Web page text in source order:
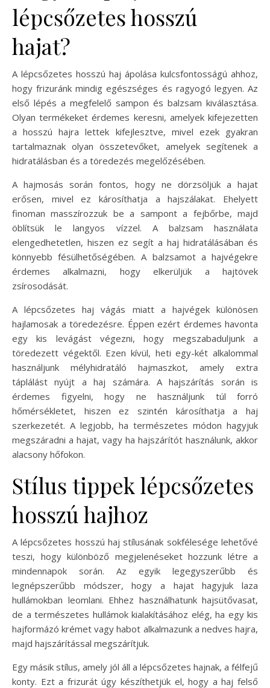
lépcsőzetes hosszú
hajat?
A lépcsőzetes hosszú haj ápolása kulcsfontosságú ahhoz,
hogy frizuránk mindig egészséges és ragyogó legyen. Az
első lépés a megfelelő sampon és balzsam kiválasztása.
Olyan termékeket érdemes keresni, amelyek kifejezetten
a hosszú hajra lettek kifejlesztve, mivel ezek gyakran
tartalmaznak olyan összetevőket, amelyek segítenek a
hidratálásban és a töredezés megelőzésében.
A hajmosás során fontos, hogy ne dörzsöljük a hajat
erősen, mivel ez károsíthatja a hajszálakat. Ehelyett
finoman masszírozzuk be a sampont a fejbőrbe, majd
öblítsük le langyos vízzel. A balzsam használata
elengedhetetlen, hiszen ez segít a haj hidratálásában és
könnyebb fésülhetőségében. A balzsamot a hajvégekre
érdemes alkalmazni, hogy elkerüljük a hajtövek
zsírosodását.
A lépcsőzetes haj vágás miatt a hajvégek különösen
hajlamosak a töredezésre. Éppen ezért érdemes havonta
egy kis levágást végezni, hogy megszabaduljunk a
töredezett végektől. Ezen kívül, heti egy-két alkalommal
használjunk mélyhidratáló hajmaszkot, amely extra
táplálást nyújt a haj számára. A hajszárítás során is
érdemes figyelni, hogy ne használjunk túl forró
hőmérsékletet, hiszen ez szintén károsíthatja a haj
szerkezetét. A legjobb, ha természetes módon hagyjuk
megszáradni a hajat, vagy ha hajszárítót használunk, akkor
alacsony hőfokon.
Stílus tippek lépcsőzetes
hosszú hajhoz
A lépcsőzetes hosszú haj stílusának sokfélesége lehetővé
teszi, hogy különböző megjelenéseket hozzunk létre a
mindennapok során. Az egyik legegyszerűbb és
legnépszerűbb módszer, hogy a hajat hagyjuk laza
hullámokban leomlani. Ehhez használhatunk hajsütővasat,
de a természetes hullámok kialakításához elég, ha egy kis
hajformázó krémet vagy habot alkalmazunk a nedves hajra,
majd hajszárítással megszárítjuk.
Egy másik stílus, amely jól áll a lépcsőzetes hajnak, a félfejű
konty. Ezt a frizurát úgy készíthetjük el, hogy a haj felső